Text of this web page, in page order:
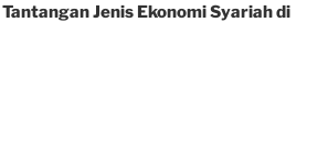
Jenis Ekonomi Syariah di